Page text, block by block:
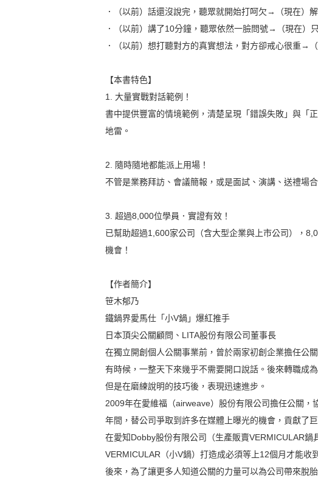
．（以前）話還沒說完，聽眾就開始打呵欠→（現在）
．（以前）講了10分鐘，聽眾依然一臉問號→（現在）
．（以前）想打聽對方的真實想法，對方卻戒心很重→
【本書特色】
1. 大量實戰對話範例！
書中提供豐富的情境範例，清楚呈現「錯誤失敗」與「
地雷。
2. 隨時隨地都能派上用場！
不管是業務拜訪、會議簡報，或是面試、演講、送禮場
3. 超過8,000位學員．實證有效！
已幫助超過1,600家公司（含大型企業與上市公司），
機會！
【作者簡介】
笹木郁乃
鐵鍋界愛馬仕「小V鍋」爆紅推手
日本頂尖公關顧問、LITA股份有限公司董事長
在獨立開創個人公關事業前，曾於兩家初創企業擔任公
有時候，一整天下來幾乎不需要開口說話。後來轉職成
但是在磨練說明的技巧後，表現迅速進步。
2009年在愛維福（airweave）股份有限公司擔任公關
年間，替公司爭取到許多在媒體上曝光的機會，貢獻了巨
在愛知Dobby股份有限公司（生產販賣VERMICULAR
VERMICULAR（小V鍋）打造成必須等上12個月才能收
後來，為了讓更多人知道公關的力量可以為公司帶來脫